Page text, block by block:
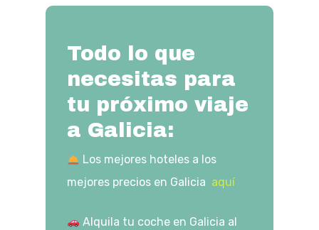
Todo lo que
necesitas para
tu próximo viaje
a Galicia:
​ Los mejores hoteles a los
mejores precios en Galicia aquí
​ Alquila tu coche en Galicia al